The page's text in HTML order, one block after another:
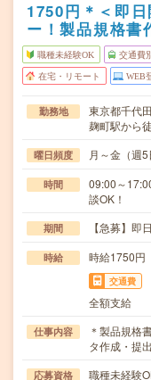
1750円＊＜即
ー！製品規格書
職種未経験OK 交通費
在宅・リモート WEB
勤務地
東京都千代
麹町駅から
曜日頻度 月～金（週5
時間
09:00～
談OK！
期間 【急募】即
時給 時給1750
交通費
全額支給
仕事内容
＊製品規格
タ作成・提
応募資格
職種未経験